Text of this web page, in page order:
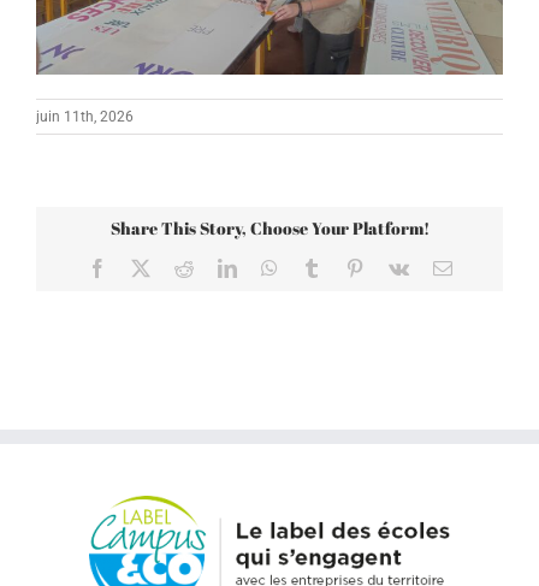
juin 11th, 2026
Share This Story, Choose Your Platform!
Facebook RedditLinkedInWhatsApp
Tumblr Pinterest
Vk Email